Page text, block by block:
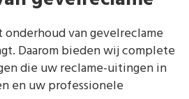
van gevelreclame
Daarom bieden wij complete
die uw reclame-uitingen in
en uw professionele